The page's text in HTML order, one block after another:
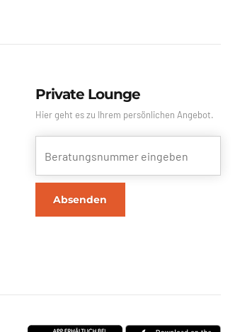
Private Lounge
Hier geht es zu Ihrem persönlichen Angebot.
Absenden